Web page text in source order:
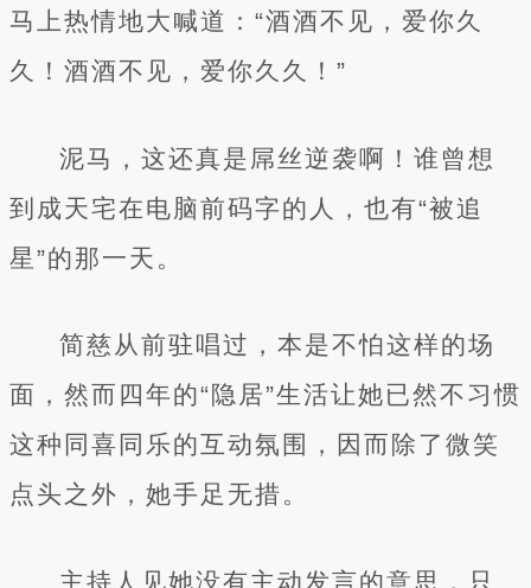
马上热情地大喊道：“酒酒不见，爱你久
久！酒酒不见，爱你久久！”
泥马，这还真是屌丝逆袭啊！谁曾想
到成天宅在电脑前码字的人，也有“被追
星”的那一天。
简慈从前驻唱过，本是不怕这样的场
面，然而四年的“隐居”生活让她已然不习惯
这种同喜同乐的互动氛围，因而除了微笑
点头之外，她手足无措。
主持人见她没有主动发言的意思，只